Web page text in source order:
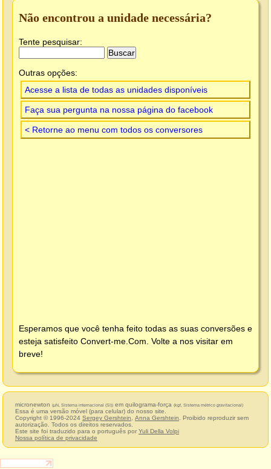
Não encontrou a unidade necessária?
Tente pesquisar:
Outras opções:
Acesse a lista de todas as unidades disponíveis
Faça sua pergunta na nossa página do facebook
< Retorne ao menu com todos os conversores
Esperamos que você tenha feito todas as suas conversões e
esteja satisfeito Convert-me.Com . Volte a nos visitar em
breve!
micronewton (µN, Sistema internacional (SI)) em quilograma-força (kgf, Sistema métrico gravitacional)
Essa é uma versão móvel (para celular) do nosso site.
Copyright © 1996-2024 Sergey Gershtein Anna Gershtein . Proibido reproduzir sem
autorização. Todos os direitos reservados.
Este site foi traduzido para o português por Yuli Della Volpi
Nossa política de privacidade